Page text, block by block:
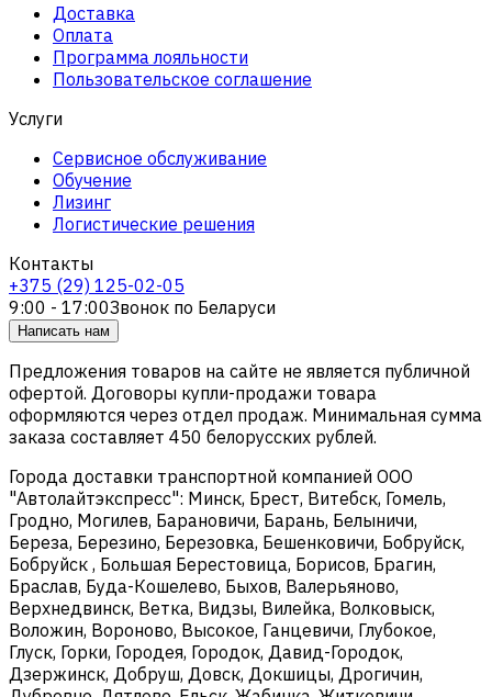
Доставка
Оплата
Программа лояльности
Пользовательское соглашение
Услуги
Сервисное обслуживание
Обучение
Лизинг
Логистические решения
Контакты
+375 (29) 125-02-05
9:00 - 17:00Звонок по Беларуси
Написать нам
Предложения товаров на сайте не является публичной
офертой. Договоры купли-продажи товара
оформляются через отдел продаж. Минимальная сумма
заказа составляет 450 белорусских рублей.
Города доставки транспортной компанией ООО
"Автолайтэкспресс": Минск, Брест, Витебск, Гомель,
Гродно, Могилев, Барановичи, Барань, Белыничи,
Береза, Березино, Березовка, Бешенковичи, Бобруйск,
Бобруйск , Большая Берестовица, Борисов, Брагин,
Браслав, Буда-Кошелево, Быхов, Валерьяново,
Верхнедвинск, Ветка, Видзы, Вилейка, Волковыск,
Воложин, Вороново, Высокое, Ганцевичи, Глубокое,
Глуск, Горки, Городея, Городок, Давид-Городок,
Дзержинск, Добруш, Довск, Докшицы, Дрогичин,